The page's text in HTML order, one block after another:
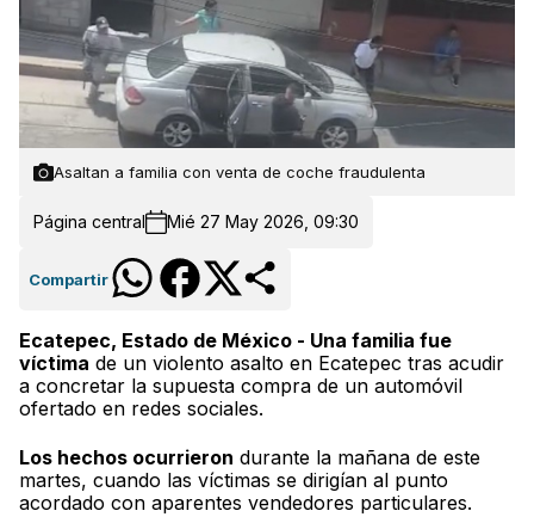
Asaltan a familia con venta de coche fraudulenta
Página central Mié 27 May 2026, 09:30
Compartir
Ecatepec, Estado de México - Una familia fue
víctima de un violento asalto en Ecatepec tras acudir
a concretar la supuesta compra de un automóvil
ofertado en redes sociales.
Los hechos ocurrieron durante la mañana de este
martes, cuando las víctimas se dirigían al punto
acordado con aparentes vendedores particulares.